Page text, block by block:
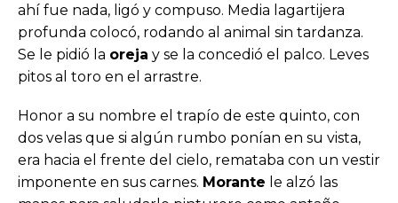
ahí fue nada, ligó y compuso. Media lagartijera
profunda colocó, rodando al animal sin tardanza.
Se le pidió la oreja y se la concedió el palco. Leves
pitos al toro en el arrastre.
Honor a su nombre el trapío de este quinto, con
dos velas que si algún rumbo ponían en su vista,
era hacia el frente del cielo, remataba con un vestir
imponente en sus carnes. Morante le alzó las